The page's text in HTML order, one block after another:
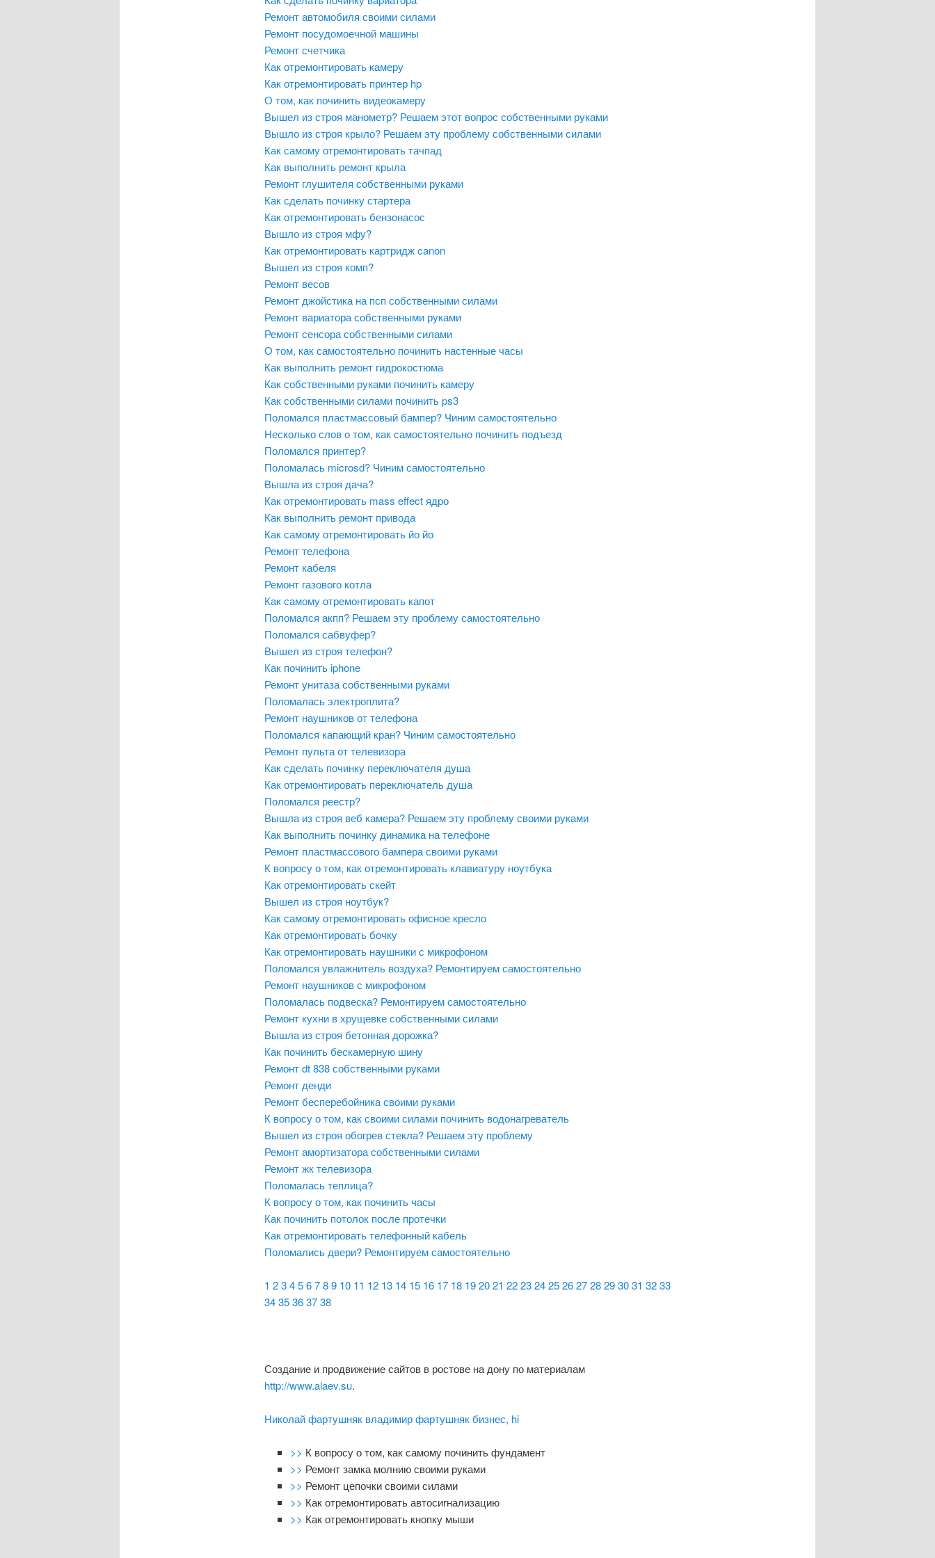
Ремонт автомобиля своими силами
Ремонт посудомоечной машины
Ремонт счетчика
Как отремонтировать камеру
Как отремонтировать принтер hp
О том, как починить видеокамеру
Вышел из строя манометр? Решаем этот вопрос собственными руками
Вышло из строя крыло? Решаем эту проблему собственными силами
Как самому отремонтировать тачпад
Как выполнить ремонт крыла
Ремонт глушителя собственными руками
Как сделать починку стартера
Как отремонтировать бензонасос
Вышло из строя мфу?
Как отремонтировать картридж canon
Вышел из строя комп?
Ремонт весов
Ремонт джойстика на псп собственными силами
Ремонт вариатора собственными руками
Ремонт сенсора собственными силами
О том, как самостоятельно починить настенные часы
Как выполнить ремонт гидрокостюма
Как собственными руками починить камеру
Как собственными силами починить ps3
Поломался пластмассовый бампер? Чиним самостоятельно
Несколько слов о том, как самостоятельно починить подъезд
Поломался принтер?
Поломалась microsd? Чиним самостоятельно
Вышла из строя дача?
Как отремонтировать mass effect ядро
Как выполнить ремонт привода
Как самому отремонтировать йо йо
Ремонт телефона
Ремонт кабеля
Ремонт газового котла
Как самому отремонтировать капот
Поломался акпп? Решаем эту проблему самостоятельно
Поломался сабвуфер?
Вышел из строя телефон?
Как починить iphone
Ремонт унитаза собственными руками
Поломалась электроплита?
Ремонт наушников от телефона
Поломался капающий кран? Чиним самостоятельно
Ремонт пульта от телевизора
Как сделать починку переключателя душа
Как отремонтировать переключатель душа
Поломался реестр?
Вышла из строя веб камера? Решаем эту проблему своими руками
Как выполнить починку динамика на телефоне
Ремонт пластмассового бампера своими руками
К вопросу о том, как отремонтировать клавиатуру ноутбука
Как отремонтировать скейт
Вышел из строя ноутбук?
Как самому отремонтировать офисное кресло
Как отремонтировать бочку
Как отремонтировать наушники с микрофоном
Поломался увлажнитель воздуха? Ремонтируем самостоятельно
Ремонт наушников с микрофоном
Поломалась подвеска? Ремонтируем самостоятельно
Ремонт кухни в хрущевке собственными силами
Вышла из строя бетонная дорожка?
Как починить бескамерную шину
Ремонт dt 838 собственными руками
Ремонт денди
Ремонт бесперебойника своими руками
К вопросу о том, как своими силами починить водонагреватель
Вышел из строя обогрев стекла? Решаем эту проблему
Ремонт амортизатора собственными силами
Ремонт жк телевизора
Поломалась теплица?
К вопросу о том, как починить часы
Как починить потолок после протечки
Как отремонтировать телефонный кабель
Поломались двери? Ремонтируем самостоятельно
1 23456789 10 11 12 13 14 15 16 17 18 192021 22232425262728293031 3233
3435363738
Создание и продвижение сайтов в ростове на дону по материалам
http://www.alaev.su.
Николай фартушняк владимир фартушняк бизнес, hi
>> К вопросу о том, как самому починить фундамент
>> Ремонт замка молнию своими руками
>> Ремонт цепочки своими силами
>> Как отремонтировать автосигнализацию
>> Как отремонтировать кнопку мыши